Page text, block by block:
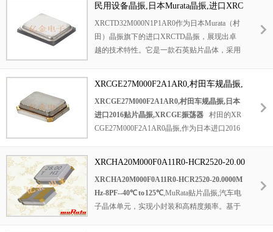
针对32MHz高频特性,村田还优化了晶体振动
模式,减少谐波干扰,确保在全温区内信号纯净
度始终保持高水准.
民用设备晶振,日本Murata晶振,进口XRC
TD晶振,石英贴片晶体,XRCTD32M000N
1P1AR0
XRCTD32M000N1P1AR0作为日本Murata（村
田）晶振旗下的进口XRCTD晶振，展现出卓
越的技术特性。它是一款石英贴片晶体，采用
率。其贴片式封装设计，便于在电路板上进行
表面贴装，不仅节省空间，还适合自动化生
产，提高生产效率，满足现代民用设备对小型
化、集成化的需求。作为民用设备晶振，它针
的同时，注重成本效益，为各类民用电子设备
XRCGE27M000F2A1AR0,村田车规晶振,
日本进口2016贴片晶振,XRCGE振荡器
XRCGE27M000F2A1AR0,村田车规晶振,日本
进口2016贴片晶振,XRCGE振荡器 村田的XR
CGE27M000F2A1AR0晶振,作为日本进口2016
降低信号抖动和相位噪声,为汽车电子系统提供
稳定且精确的时钟信号.
XRCHA20M000F0A11R0-HCR2520-20.00
00MHz-8PF--40℃ to 125℃
XRCHA20M000F0A11R0-HCR2520-20.0000M
Hz-8PF--40℃ to 125℃ ,MuRata贴片晶振 汽车电
子晶体单元，实现小封装和高精度频率。基于